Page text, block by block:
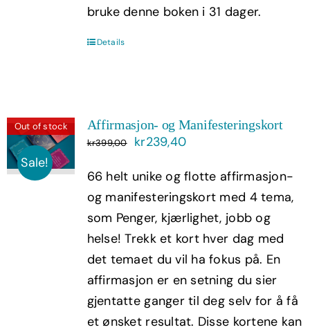
bruke denne boken i 31 dager.
Details
Out of stock
Sale!
Affirmasjon- og Manifesteringskort
kr399,00
Opprinnelig
var:
kr399,00.
kr239,40Nåværende
er:
kr239,40.
66 helt unike og flotte affirmasjon-
og manifesteringskort med 4 tema,
som Penger, kjærlighet, jobb og
helse! Trekk et kort hver dag med
det temaet du vil ha fokus på. En
affirmasjon er en setning du sier
gjentatte ganger til deg selv for å få
et ønsket resultat. Disse kortene kan